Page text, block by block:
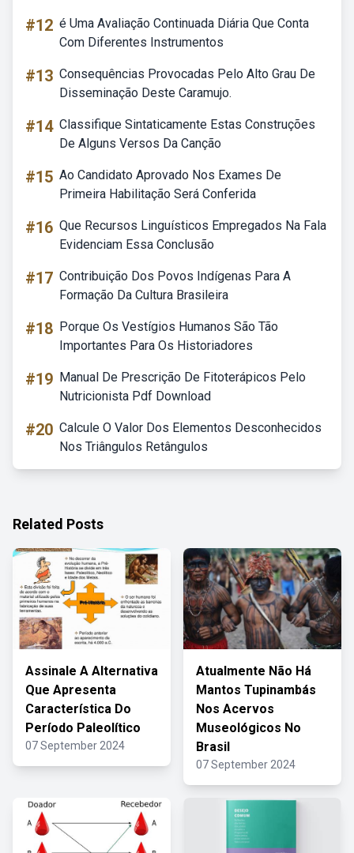
#12 é Uma Avaliação Continuada Diária Que Conta
Com Diferentes Instrumentos
#13 Consequências Provocadas Pelo Alto Grau De
Disseminação Deste Caramujo.
#14 Classifique Sintaticamente Estas Construções
De Alguns Versos Da Canção
#15 Ao Candidato Aprovado Nos Exames De
Primeira Habilitação Será Conferida
#16 Que Recursos Linguísticos Empregados Na Fala
Evidenciam Essa Conclusão
#17 Contribuição Dos Povos Indígenas Para A
Formação Da Cultura Brasileira
#18 Porque Os Vestígios Humanos São Tão
Importantes Para Os Historiadores
#19 Manual De Prescrição De Fitoterápicos Pelo
Nutricionista Pdf Download
#20 Calcule O Valor Dos Elementos Desconhecidos
Nos Triângulos Retângulos
Related Posts
Assinale A Alternativa
Que Apresenta
Característica Do
Período Paleolítico
07 September 2024
Atualmente Não Há
Mantos Tupinambás
Nos Acervos
Museológicos No
Brasil
07 September 2024